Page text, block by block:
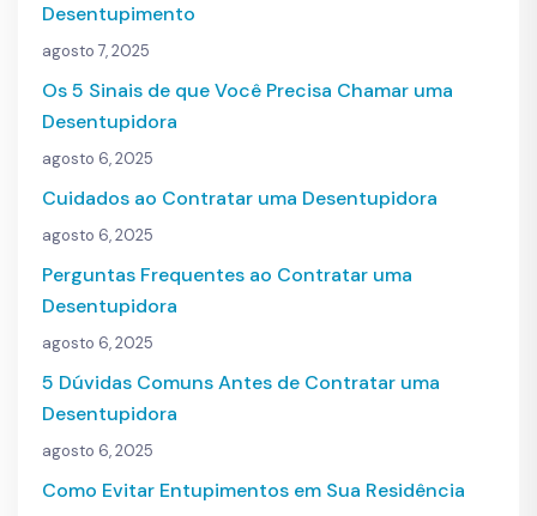
Desentupimento
agosto 7, 2025
Os 5 Sinais de que Você Precisa Chamar uma
Desentupidora
agosto 6, 2025
Cuidados ao Contratar uma Desentupidora
agosto 6, 2025
Perguntas Frequentes ao Contratar uma
Desentupidora
agosto 6, 2025
5 Dúvidas Comuns Antes de Contratar uma
Desentupidora
agosto 6, 2025
Como Evitar Entupimentos em Sua Residência